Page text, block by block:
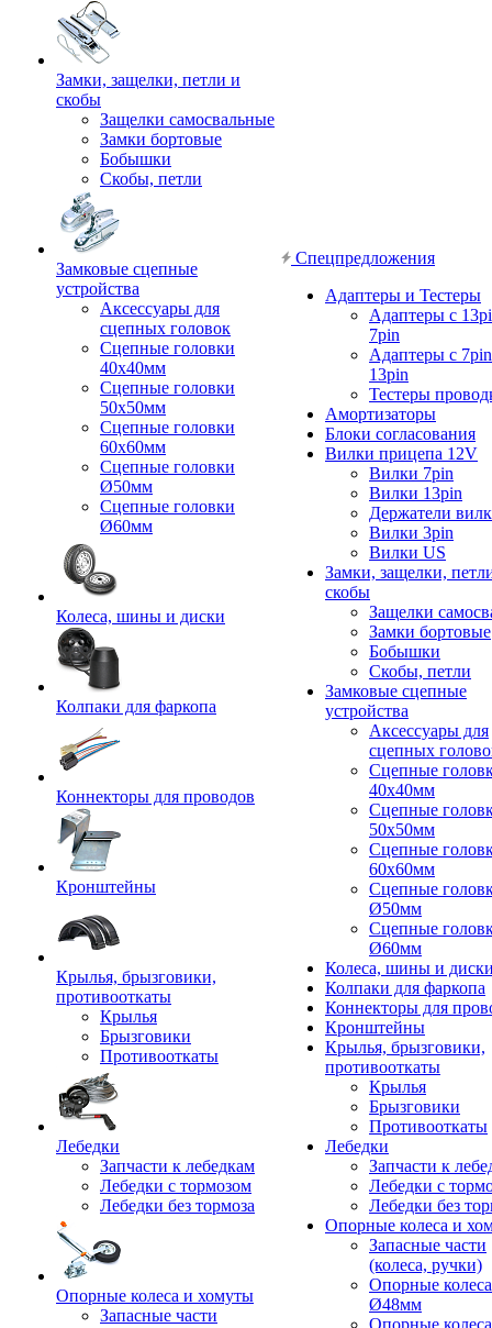
Замки, защелки, петли и
скобы
Защелки самосвальные
Замки бортовые
Бобышки
Скобы, петли
Замковые сцепные
устройства
Аксессуары для
сцепных головок
Сцепные головки
40x40мм
Сцепные головки
50x50мм
Сцепные головки
60x60мм
Сцепные головки
Ø50мм
Сцепные головки
Ø60мм
Колеса, шины и диски
Колпаки для фаркопа
Коннекторы для проводов
Кронштейны
Крылья, брызговики,
противооткаты
Крылья
Брызговики
Противооткаты
Лебедки
Запчасти к лебедкам
Лебедки с тормозом
Лебедки без тормоза
Опорные колеса и хомуты
Запасные части
Спецпредложения
Адаптеры и Тестеры
Адаптеры с
7pin
Адаптеры с
13pin
Тестеры
Амортизаторы
Блоки согласования
Вилки прицепа 12V
Вилки 7pin
Вилки 13pin
Держатели
Вилки 3pin
Вилки US
Замки, защелки,
скобы
Защелки
Замки бортовые
Бобышки
Скобы, петли
Замковые сцепные
устройства
Аксессуары для
сцепных
Сцепные
40x40мм
Сцепные
50x50мм
Сцепные
60x60мм
Сцепные
Ø50мм
Сцепные
Ø60мм
Колеса, шины и
Колпаки для фаркопа
Коннекторы для
Кронштейны
Крылья, брызговики,
противооткаты
Крылья
Брызговики
Противооткаты
Лебедки
Запчасти к
Лебедки с
Лебедки без
Опорные колеса и
Запасные части
(колеса, ручки)
Опорные колеса
Ø48мм
Опорные колеса